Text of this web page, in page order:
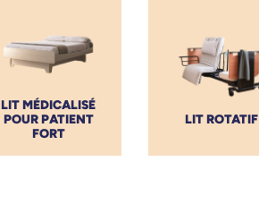
LIT MÉDICALISÉ
POUR PATIENT
FORT
LIT ROTATIF